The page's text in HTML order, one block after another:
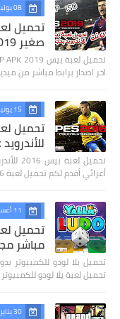
08 يوليو 2020
صغير PES 2019 برابط مباشر
اخر اصدار برابط مباشر من
15 يونيو 2021
للأندرويد PES2016 Apk برابط مباشر
أعزائي أقدم لكم تحميل لعبة 2016 للأندرويد AP…
11 أغسطس 2021
مباشر
تحميل يلا لودو للكمبيوتر
تحميل لعبة يلا لودو
30 يناير 2020